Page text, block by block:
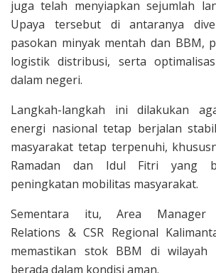
juga telah menyiapkan sejumlah
Upaya tersebut di antaranya
pasokan minyak mentah dan BBM,
logistik distribusi, serta
dalam negeri.
Langkah-langkah ini dilakukan
energi nasional tetap berjalan
masyarakat tetap terpenuhi,
Ramadan dan Idul Fitri yang
peningkatan mobilitas masyarakat.
Sementara itu, Area Manager
Relations & CSR Regional
memastikan stok BBM di wilayah
berada dalam kondisi aman.